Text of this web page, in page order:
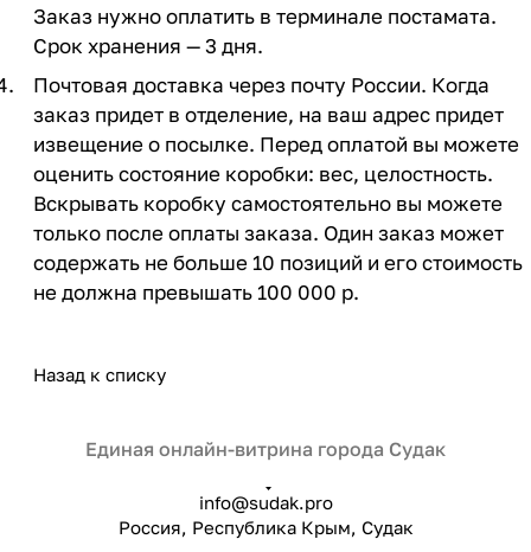
Заказ нужно оплатить в терминале постамата.
Срок хранения — 3 дня.
Почтовая доставка через почту России. Когда
заказ придет в отделение, на ваш адрес придет
извещение о посылке. Перед оплатой вы можете
оценить состояние коробки: вес, целостность.
Вскрывать коробку самостоятельно вы можете
только после оплаты заказа. Один заказ может
содержать не больше 10 позиций и его стоимость
не должна превышать 100 000 р.
Назад к списку
Единая онлайн-витрина города Судак
info@sudak.pro
Россия, Республика Крым, Судак